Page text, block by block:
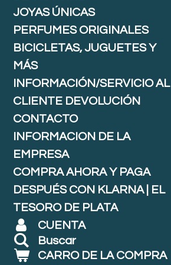
JOYAS ÚNICAS
PERFUMES ORIGINALES
BICICLETAS, JUGUETES Y
MÁS
INFORMACIÓN/SERVICIO AL
CLIENTE DEVOLUCIÓN
CONTACTO
INFORMACION DE LA
EMPRESA
COMPRA AHORA Y PAGA
DESPUÉS CON KLARNA | EL
TESORO DE PLATA
CUENTA
Buscar
CARRO DE LA COMPRA